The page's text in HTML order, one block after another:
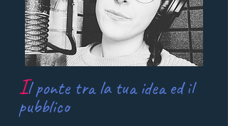
Il ponte tra la tua idea ed il
pubblico